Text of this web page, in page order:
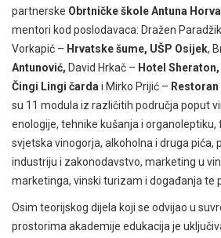
partnerske Obrtničke škole Antuna
mentori kod poslodavaca: Dražen
Vorkapić – Hrvatske šume, UŠP Osijek,
Antunović, David Hrkač – Hotel Sheraton,
Čingi Lingi čardai Mirko Prijić –
su 11 modula iz različitih područja poput
enologije, tehnike kušanja i organoleptiku,
svjetska vinogorja, alkoholna i druga pića,
industriju i zakonodavstvo, marketing u
marketinga, vinski turizam i događanja te
Osim teorijskog dijela koji se odvijao u
prostorima akademije edukacija je